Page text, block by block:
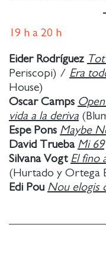
19 h a 20 h
Eider Rodríguez
Periscopi) / Era
House)
Oscar Camps
vida a la deriva
Espe Pons Maybe
David Trueba Mi 69
Silvana Vogt El fino
(Hurtado y Ortega
Edi Pou Nou elogis